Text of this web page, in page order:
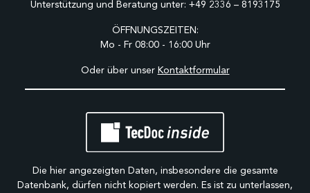
Unterstützung und Beratung unter: +49 2336 – 8193175
ÖFFNUNGSZEITEN:
Mo - Fr 08:00 - 16:00 Uhr
Oder über unser Kontaktformular
Die hier angezeigten Daten, insbesondere die gesamte
Datenbank, dürfen nicht kopiert werden. Es ist zu unterlassen,